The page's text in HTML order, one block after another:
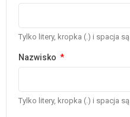
Tylko litery, kropka (.) i spacja
Nazwisko
Tylko litery, kropka (.) i spacja